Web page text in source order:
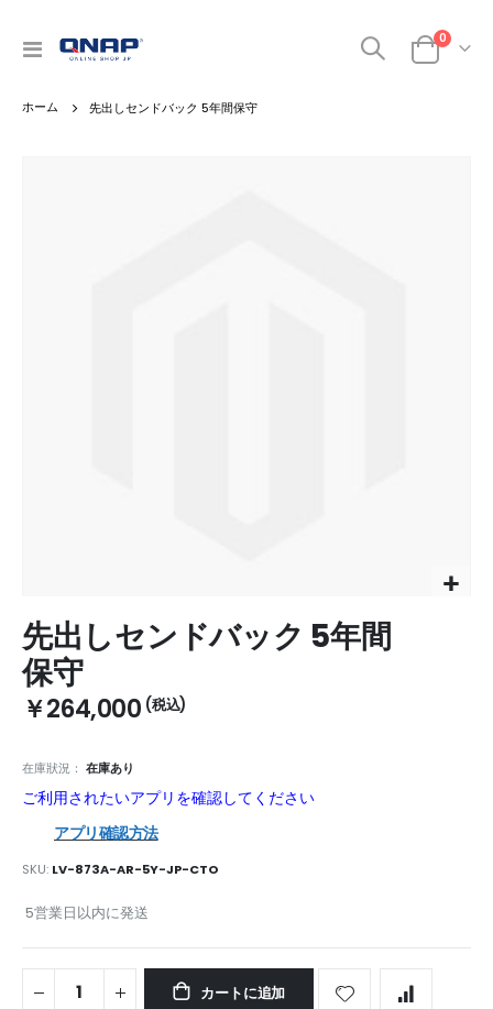
ナ
呼
カート
0
先出しセンドバック 5年間保守
to
the
beginning
of
the
gallery
先出しセンドバック 5年間
保守
￥264,000
在庫狀況： 在庫あり
ご利用されたいアプリを確認してください
アプリ確認方法
SKU LV-873A-AR-5Y-JP-CTO
5営業日以内に発送
カートに追加